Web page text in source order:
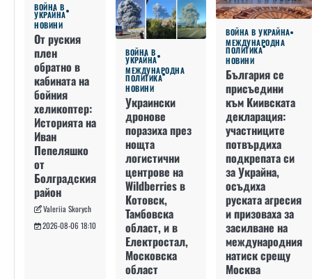
ВОЙНА В
УКРАЙНА
НОВИНИ
От руския
плен
обратно в
кабината на
бойния
хеликоптер:
Историята на
Иван
Пепеляшко
от
Болградския
район
Valeriia Skorych
2026-08-06 18:10
ВОЙНА В
УКРАЙНА
МЕЖДУНАРОДНА
ПОЛИТИКА
НОВИНИ
Украински
дронове
поразиха през
нощта
логистични
центрове на
Wildberries в
Котовск,
Тамбовска
област, и в
Електростал,
Московска
област
ВОЙНА В УКРАЙНА
МЕЖДУНАРОДНА
ПОЛИТИКА
НОВИНИ
България се
присъедини
към Киивската
декларация:
участниците
потвърдиха
подкрепата си
за Украйна,
осъдиха
руската агресия
и призоваха за
засилване на
международния
натиск срещу
Москва